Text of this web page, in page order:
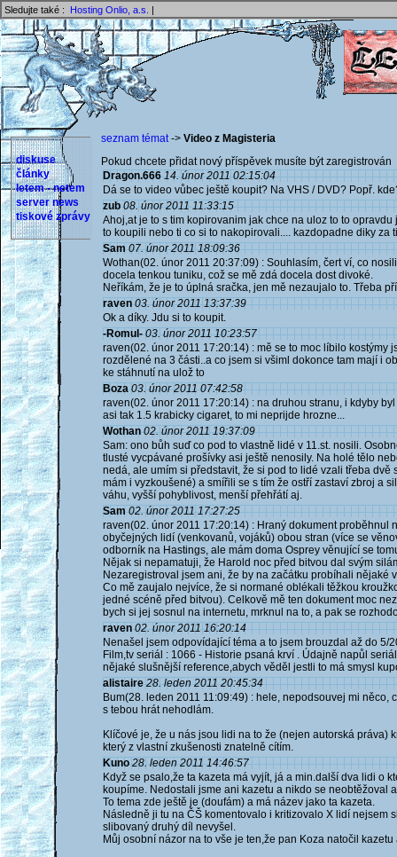
Sledujte také : Hosting Onlio, a.s. |
diskuse
články
letem - netem
server news
tiskové zprávy
seznam témat-> Video z Magisteria
Pokud chcete přidat nový příspěvek musíte být
Dragon.666 14. únor 2011 02:15:04
Dá se to video vůbec ještě koupit? Na VHS / DVD? Popř.
zub 08. únor 2011 11:33:15
Ahoj,at je to s tim kopirovanim jak chce na uloz to to
to koupili nebo ti co si to nakopirovali.... kazdopadne diky za
Sam 07. únor 2011 18:09:36
Wothan(02. únor 2011 20:37:09) : Souhlasím, čert ví, co
docela tenkou tuniku, což se mě zdá docela dost divoké.
Neříkám, že je to úplná sračka, jen mě nezaujalo to. Třeba
raven 03. únor 2011 13:37:39
Ok a díky. Jdu si to koupit.
-Romul- 03. únor 2011 10:23:57
raven(02. únor 2011 17:20:14) : mě se to moc líbilo kostýmy
rozdělené na 3 části..a co jsem si všiml dokonce tam mají i
ke stáhnutí na ulož to
Boza 03. únor 2011 07:42:58
raven(02. únor 2011 17:20:14) : na druhou stranu, i kdyby
asi tak 1.5 krabicky cigaret, to mi neprijde hrozne...
Wothan 02. únor 2011 19:37:09
Sam: ono bůh suď co pod to vlastně lidé v 11.st. nosili.
tlusté vycpávané prošívky asi ještě nenosily. Na holé tělo
nedá, ale umím si představit, že si pod to lidé vzali třeba
mám i vyzkoušené) a smířili se s tím že ostří zastaví zbroj a
váhu, vyšší pohyblivost, menší přehřátí aj.
Sam 02. únor 2011 17:27:25
raven(02. únor 2011 17:20:14) : Hraný dokument proběhnul
obyčejných lidí (venkovanů, vojáků) obou stran (více se
odborník na Hastings, ale mám doma Osprey věnující se
Nějak si nepamatuji, že Harold noc před bitvou dal svým
Nezaregistroval jsem ani, že by na začátku probíhali nějaké
Co mě zaujalo nejvíce, že si normané oblékali těžkou
jedné scéně před bitvou). Celkově mě ten dokument moc
bych si jej sosnul na internetu, mrknul na to, a pak se
raven 02. únor 2011 16:20:14
Nenašel jsem odpovídající téma a to jsem brouzdal až do 5/
Film,tv seriál : 1066 - Historie psaná krví . Údajně napůl
nějaké slušnější reference,abych věděl jestli to má smysl
alistaire 28. leden 2011 20:45:34
Bum(28. leden 2011 11:09:49) : hele, nepodsouvej mi
s tebou hrát nehodlám.
Klíčové je, že u nás jsou lidi na to že (nejen autorská práva)
který z vlastní zkušenosti znatelně cítím.
Kuno 28. leden 2011 14:46:57
Když se psalo,že ta kazeta má vyjít, já a min.další dva lidi o
koupíme. Nedostali jsme ani kazetu a nikdo se neobtěžoval
To tema zde ještě je (doufám) a má název jako ta kazeta.
Následně ji tu na ČŠ komentovalo i kritizovalo X lidí nejsem
slibovaný druhý díl nevyšel.
Můj osobní názor na to vše je ten,že pan Koza natočil